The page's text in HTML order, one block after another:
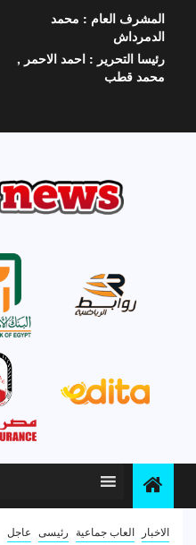
المحتوى
المشرف العام : محمد
الدمرداش
رئيسا التحرير : احمد الاحمر ,
محمد قطب
الاخبار العاب جماعية رئيسى عاجل